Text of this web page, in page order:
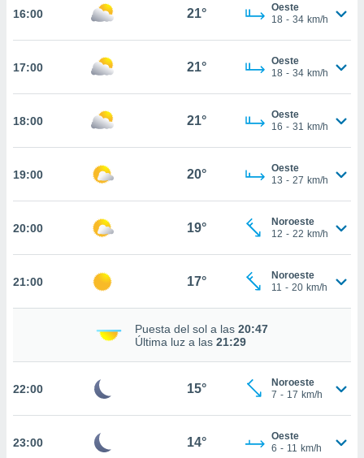
aceptar
de
sitio
que
sean
para
ni para
web a
16:00 21°
Oeste
18 - 34 km/h
17:00 21°
Oeste
18 - 34 km/h
18:00 21°
Oeste
16 - 31 km/h
19:00 20°
Oeste
13 - 27 km/h
20:00 19°
Noroeste
12 - 22 km/h
21:00 17°
Noroeste
11 - 20 km/h
Puesta del sol a las 20:47
Última luz a las 21:29
22:00 15°
Noroeste
7 - 17 km/h
23:00 14°
Oeste
6 - 11 km/h